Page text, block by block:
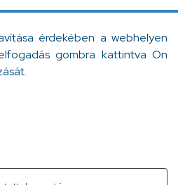
érdekében a webhelyen
gombra kattintva Ön
Link